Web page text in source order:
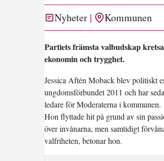
Nyheter Kommunen
Partiets främsta valbudskap
ekonomin och trygghet.
Jessica Aftén Moback blev politiskt
ungdomsförbundet 2011 och har
ledare för Moderaterna i kommunen.
Hon flyttade hit på grund av sin
över invånarna, men samtidigt
valfriheten, betonar hon.